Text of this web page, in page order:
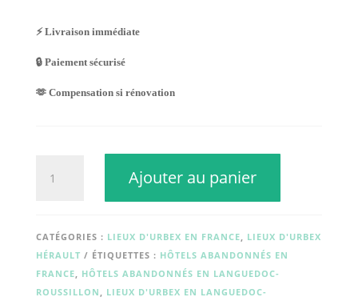
⚡ Livraison immédiate
🔒 Paiement sécurisé
🫶 Compensation si rénovation
CHAPPAZ
Ajouter au panier
CATÉGORIES : LIEUX D'URBEX EN FRANCE, LIEUX D'URBEX
HÉRAULT
ÉTIQUETTES : HÔTELS ABANDONNÉS EN
FRANCE, HÔTELS ABANDONNÉS EN LANGUEDOC-
ROUSSILLON , LIEUX D'URBEX EN LANGUEDOC-